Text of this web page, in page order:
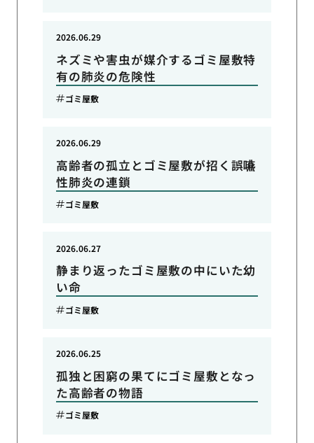
ネズミや害虫が媒介するゴミ屋敷特
有の肺炎の危険性
2026.06.29
ゴミ屋敷
高齢者の孤立とゴミ屋敷が招く誤嚥
性肺炎の連鎖
2026.06.29
ゴミ屋敷
静まり返ったゴミ屋敷の中にいた幼
い命
2026.06.27
ゴミ屋敷
孤独と困窮の果てにゴミ屋敷となっ
た高齢者の物語
2026.06.25
ゴミ屋敷